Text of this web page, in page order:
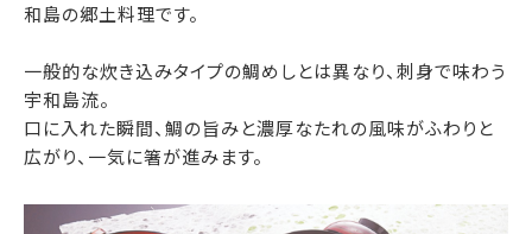
和島の郷土料理です。
一般的な炊き込みタイプの鯛めしとは異なり、刺身で味わう
宇和島流。
口に入れた瞬間、鯛の旨みと濃厚なたれの風味がふわりと
広がり、一気に箸が進みます。